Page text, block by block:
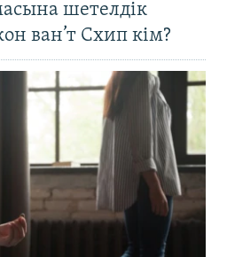
шетелдік
ван’т Схип кім?